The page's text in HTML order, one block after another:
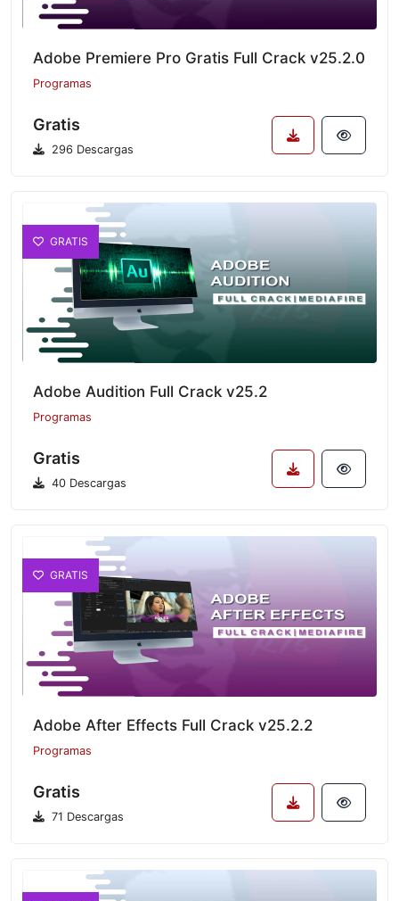
Adobe Premiere Pro Gratis Full Crack v25.2.0
Programas
Gratis
296 Descargas
GRATIS
Adobe Audition Full Crack v25.2
Programas
Gratis
40 Descargas
GRATIS
Adobe After Effects Full Crack v25.2.2
Programas
Gratis
71 Descargas